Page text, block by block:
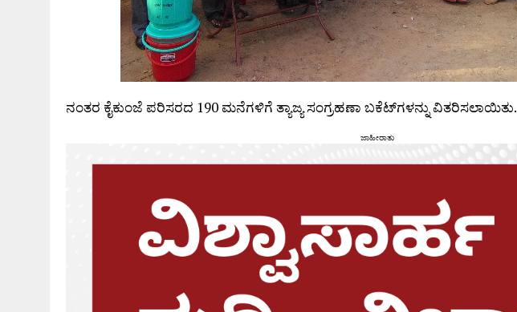
ನಂತರ ಕೈಕುಂಜೆ ಪರಿಸರದ 190 ಮನೆಗಳಿಗೆ ತ್ಯಾಜ್ಯ ಸಂಗ್ರಹಣಾ ಬಕೆಟ್‌ಗಳನ್ನು ವಿತರಿಸಲಾಯಿತು.
ಜಾಹೀರಾತು